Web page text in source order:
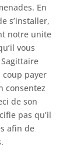
En
s’installer,
notre unite
vous
payer
consentez
de son
pas qu’il
afin de